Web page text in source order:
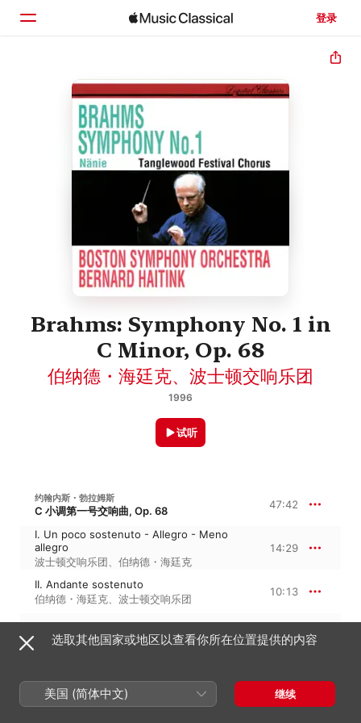
登录
主页
Brahms: Symphony No. 1 in
C Minor, Op. 68
伯纳德・海廷克、 波士顿交响乐团
1996
试听
约翰内斯・勃拉姆斯
C 小调第一号交响曲, Op. 68 47:42
I. Un poco sostenuto - Allegro - Meno
allegro
波士顿交响乐团、 伯纳德・海廷克
14:29
II. Andante sostenuto
伯纳德・海廷克、 波士顿交响乐团
10:13
波士顿交响乐团、伯纳德・海廷克
5:12
troppo, ma con brio - Piu allegro
波士顿交响乐团、伯纳德・海廷克
17:48
选取其他国家或地区以查看你所在位置提供的内容
美国 (简体中文) 继续